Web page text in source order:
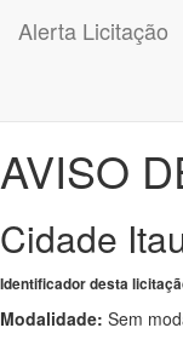
Alerta Licitação
AVISO
Cidade
Identificador desta
Modalidade: Sem